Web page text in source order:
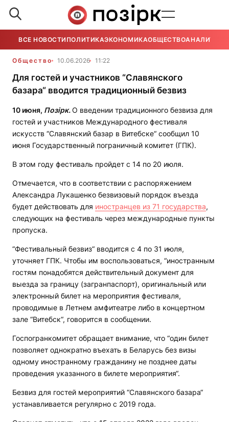
ВСЕ НОВОСТИ ПОЛИТИКАЭКОНОМИКАОБЩЕСТВОАНАЛИТИКА
Общество 10.06.2026 11:22
Для гостей и участников “Славянского
базара“ вводится традиционный безвиз
10 июня, Позірк.О введении традиционного безвиза для
гостей и участников Международного фестиваля
искусств “Славянский базар в Витебске“ сообщил 10
июня Государственный пограничный комитет (ГПК).
В этом году фестиваль пройдет с 14 по 20 июля.
Отмечается, что в соответствии с распоряжением
Александра Лукашенко безвизовый порядок въезда
будет действовать для иностранцев из 71 государства,
следующих на фестиваль через международные пункты
пропуска.
“Фестивальный безвиз“ вводится с 4 по 31 июля,
уточняет ГПК. Чтобы им воспользоваться, “иностранным
гостям понадобятся действительный документ для
выезда за границу (загранпаспорт), оригинальный или
электронный билет на мероприятия фестиваля,
проводимые в Летнем амфитеатре либо в концертном
зале “Витебск“, говорится в сообщении.
Госпогранкомитет обращает внимание, что “один билет
позволяет однократно въехать в Беларусь без визы
одному иностранному гражданину не позднее даты
проведения указанного в билете мероприятия“.
Безвиз для гостей мероприятий “Славянского базара“
устанавливается регулярно с 2019 года.